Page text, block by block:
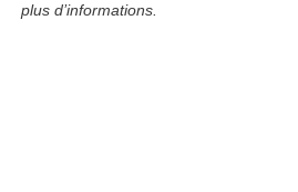
plus d’informations.